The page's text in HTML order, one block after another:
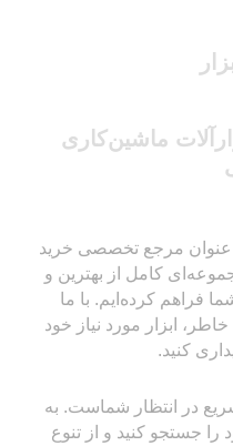
ماشین‌کاری
عنوان مرجع تخصصی خرید
کامل از بهترین و
فراهم کرده‌ایم. با ما
ابزار مورد نیاز خود
کنید.
در انتظار شماست. به
جستجو کنید و از تنوع